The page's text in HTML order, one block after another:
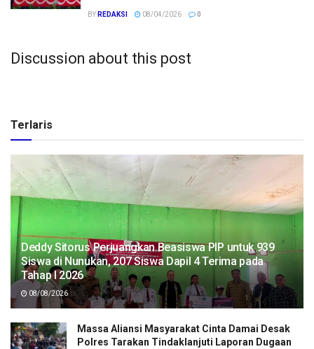
BY REDAKSI 08/04/2026 0
Discussion about this post
Terlaris
Deddy Sitorus Perjuangkan Beasiswa PIP untuk 939
Siswa di Nunukan, 207 Siswa Dapil 4 Terima pada
Tahap I 2026
08/08/2026
Massa Aliansi Masyarakat Cinta Damai Desak
Polres Tarakan Tindaklanjuti Laporan Dugaan